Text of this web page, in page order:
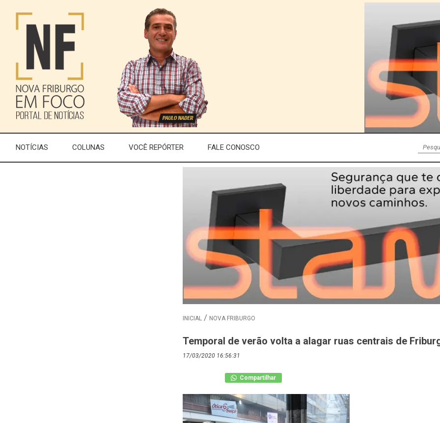
NOTÍCIAS COLUNAS VOCÊ REPÓRTER FALE CONOSCO
INICIAL NOVA FRIBURGO
Temporal de verão volta a alagar ruas centrais de
17/03/2020 16:56:31
Compartilhar